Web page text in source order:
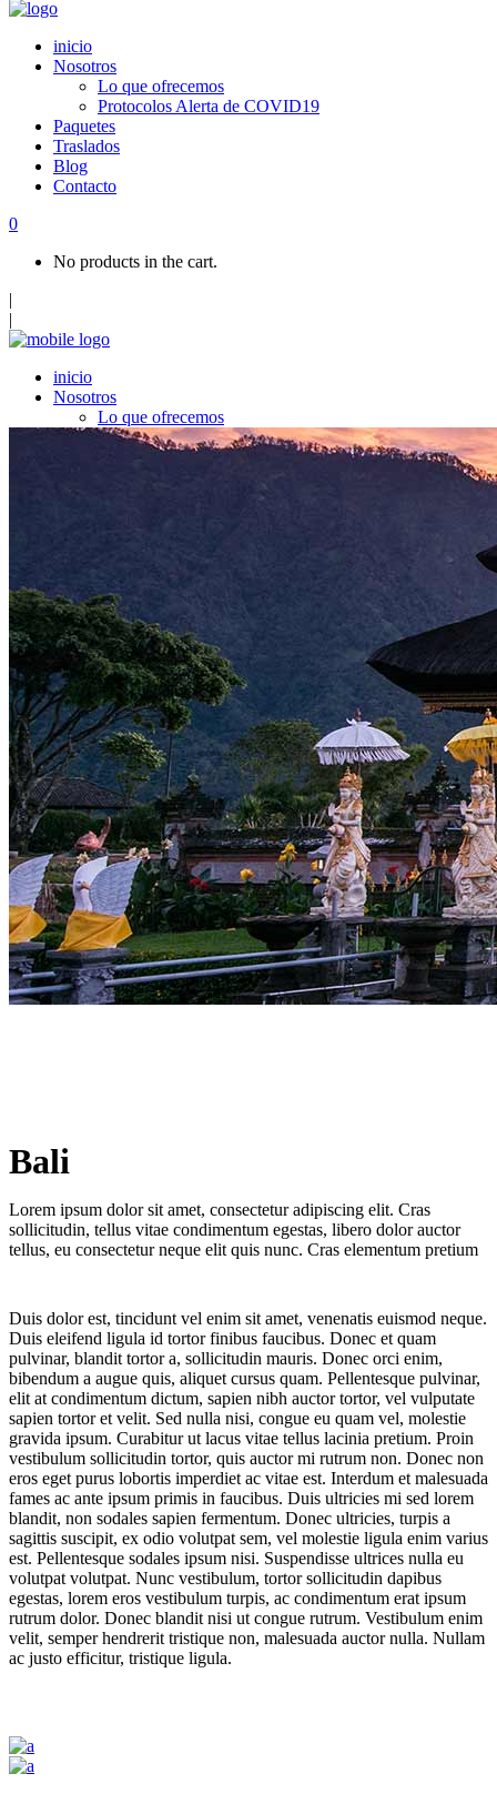
inicio
Nosotros
Lo que ofrecemos
Protocolos Alerta de COVID19
Paquetes
Traslados
Blog
Contacto
0
No products in the cart.
|
|
inicio
Nosotros
Lo que ofrecemos
Protocolos Alerta de COVID19
Blog
Bali
Lorem ipsum dolor sit amet, consectetur adipiscing elit. Cras
sollicitudin, tellus vitae condimentum egestas, libero dolor auctor
tellus, eu consectetur neque elit quis nunc. Cras elementum pretium
Duis dolor est, tincidunt vel enim sit amet, venenatis euismod neque.
Duis eleifend ligula id tortor finibus faucibus. Donec et quam
pulvinar, blandit tortor a, sollicitudin mauris. Donec orci enim,
bibendum a augue quis, aliquet cursus quam. Pellentesque pulvinar,
elit at condimentum dictum, sapien nibh auctor tortor, vel vulputate
sapien tortor et velit. Sed nulla nisi, congue eu quam vel, molestie
gravida ipsum. Curabitur ut lacus vitae tellus lacinia pretium. Proin
vestibulum sollicitudin tortor, quis auctor mi rutrum non. Donec non
eros eget purus lobortis imperdiet ac vitae est. Interdum et malesuada
fames ac ante ipsum primis in faucibus. Duis ultricies mi sed lorem
blandit, non sodales sapien fermentum. Donec ultricies, turpis a
sagittis suscipit, ex odio volutpat sem, vel molestie ligula enim varius
est. Pellentesque sodales ipsum nisi. Suspendisse ultrices nulla eu
volutpat volutpat. Nunc vestibulum, tortor sollicitudin dapibus
egestas, lorem eros vestibulum turpis, ac condimentum erat ipsum
rutrum dolor. Donec blandit nisi ut congue rutrum. Vestibulum enim
velit, semper hendrerit tristique non, malesuada auctor nulla. Nullam
ac justo efficitur, tristique ligula.